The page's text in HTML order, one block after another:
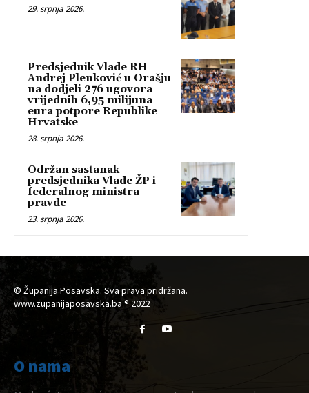
29. srpnja 2026.
Predsjednik Vlade RH
Andrej Plenković u Orašju
na dodjeli 276 ugovora
vrijednih 6,95 milijuna
eura potpore Republike
Hrvatske
28. srpnja 2026.
Održan sastanak
predsjednika Vlade ŽP i
federalnog ministra
pravde
23. srpnja 2026.
© Županija Posavska. Sva prava pridržana.
www.zupanijaposavska.ba ® 2022
O nama